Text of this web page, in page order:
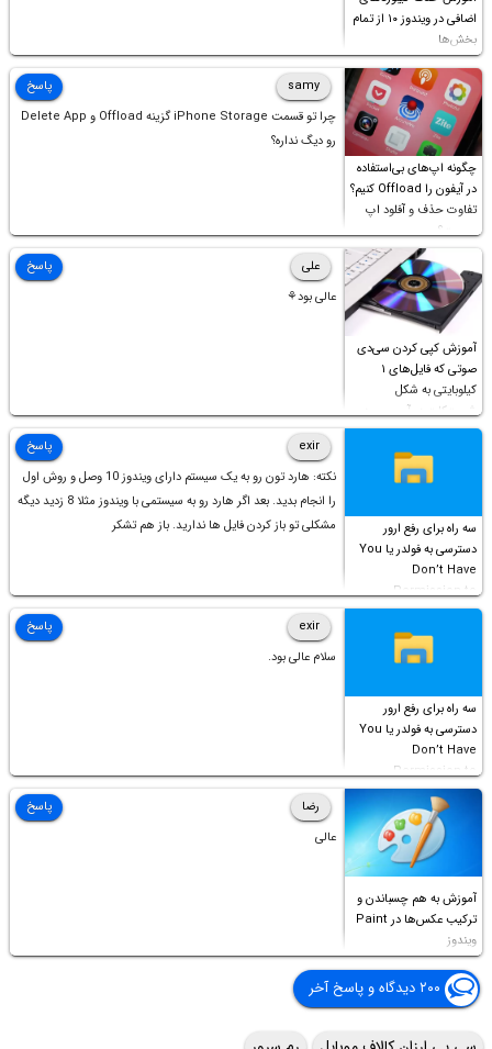
اضافی در ویندوز ۱۰ از تمام
بخش‌ها
چگونه اپ‌های بی‌استفاده
در آیفون را Offload کنیم؟
تفاوت حذف و آفلود اپ
چیست؟
samy
چرا تو قسمت iPhone Storage گزینه Offload و Delete App
رو دیگ نداره؟
پاسخ
آموزش کپی کردن سی‌دی
صوتی که فایل‌های ۱
کیلوبایتی به شکل
شورت‌کات در آن موجود
است!
علی
عالی بود⚘
پاسخ
سه راه برای رفع ارور
دسترسی به فولدر یا You
Don’t Have
Permission to
Access this folder
exir
نکته: هارد تون رو به یک سیستم دارای ویندوز 10 وصل و روش اول
را انجام بدید. بعد اگر هارد رو به سیستمی با ویندوز مثلا 8 زدید دیگه
مشکلی تو باز کردن فایل ها ندارید. باز هم تشکر
پاسخ
سه راه برای رفع ارور
دسترسی به فولدر یا You
Don’t Have
Permission to
Access this folder
exir
سلام عالی بود.
پاسخ
آموزش به هم چسباندن و
ترکیب عکس‌ها در Paint
ویندوز
رضا
عالی
پاسخ
۲۰۰ دیدگاه و پاسخ آخر